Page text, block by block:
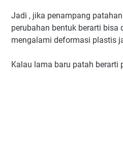
Jadi , jika penampang
perubahan bentuk berarti bisa
mengalami deformasi plastis
Kalau lama baru patah berarti